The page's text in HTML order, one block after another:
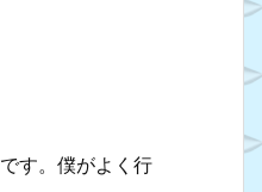
す。僕がよく行